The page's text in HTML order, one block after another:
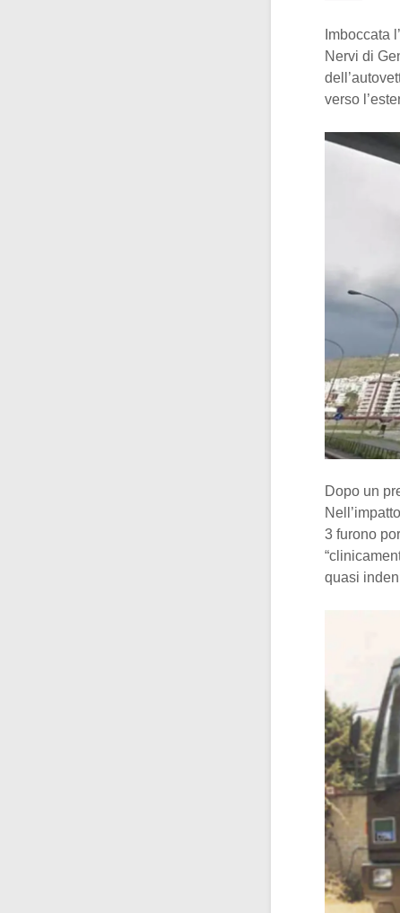
Imboccata
Nervi di
verso
Dopo un
3 furono
quasi